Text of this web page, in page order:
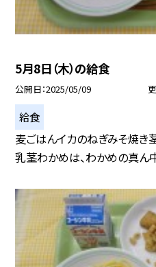
5月8日（木）の給食
公開日 2025/05/09
給食
麦ごはんイカのねぎみそ焼
乳茎わかめは、わかめの真ん